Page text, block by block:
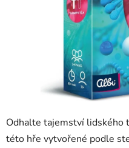
Odhalte tajemství lidského
této hře vytvořené podle